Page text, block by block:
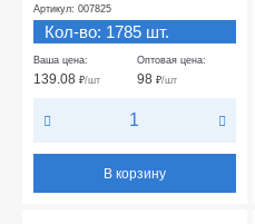
Артикул: 007825
Кол-во: 1785 шт.
Ваша цена:
139.08 ₽/шт
Оптовая цена:
98₽/шт
В корзину